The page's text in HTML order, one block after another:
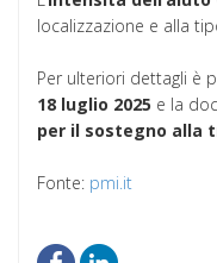
localizzazione e alla
Per ulteriori dettagli è
18 luglio 2025 e la
per il sostegno alla
Fonte: pmi.it